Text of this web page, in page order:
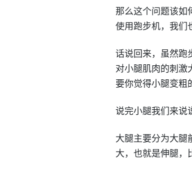
那么这个问题该如
使用跑步机，我们
话说回来，虽然跑
对小腿肌肉的刺激
要你觉得小腿变粗
说完小腿我们来说
大腿主要分为大腿
大，也就是伸腿，